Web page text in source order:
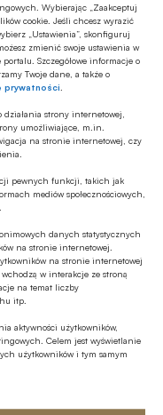
Wybierając „Zaakceptuj
cookie. Jeśli chcesz wyrazić
„Ustawienia”, skonfiguruj
zmienić swoje ustawienia w
Szczegółowe informacje o
Twoje dane, a także o
prywatności
strony internetowej,
umożliwiające, m.in.
na stronie internetowej, czy
pewnych funkcji, takich jak
mediów społecznościowych,
danych statystycznych
na stronie internetowej.
na stronie internetowej
w interakcje ze stroną
na temat liczby
itp.
aktywności użytkowników,
Celem jest wyświetlanie
użytkowników i tym samym
polskich sił
obligacji z POLSTR
nowe inicjatywy KE
unijnej